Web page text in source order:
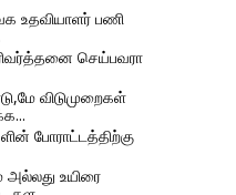
உதவியாளர் பணி
செய்பவரா
விடுமுறைகள்
போராட்டத்திற்கு
உயிரை